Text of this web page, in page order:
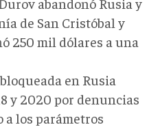
de San Cristóbal y
250 mil dólares a una
en Rusia
y 2020 por denuncias
los parámetros